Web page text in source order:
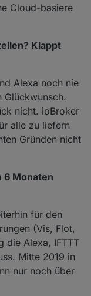
Cloud-basiere
Klappt
Alexa noch nie
Glückwunsch.
nicht. ioBroker
alle zu liefern
Gründen nicht
6 Monaten
für den
(Vis, Flot,
die Alexa, IFTTT
Mitte 2019 in
nur noch über